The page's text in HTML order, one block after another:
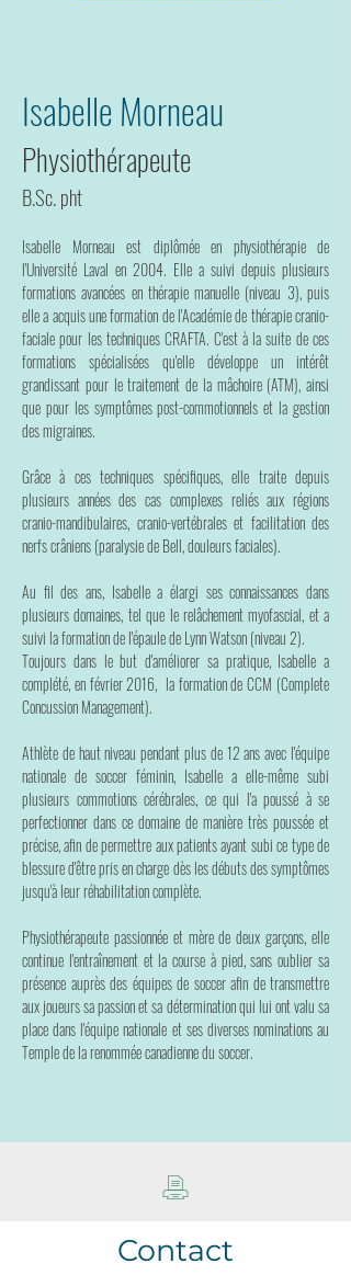
Isabelle Morneau
Physiothérapeute
B.Sc. pht
Isabelle Morneau est diplômée en physiothérapie de
l'Université Laval en 2004. Elle a suivi depuis plusieurs
formations avancées en thérapie manuelle (niveau 3), puis
elle a acquis une formation de l'Académie de thérapie cranio-
faciale pour les techniques CRAFTA. C'est à la suite de ces
formations spécialisées qu'elle développe un intérêt
grandissant pour le traitement de la mâchoire (ATM), ainsi
que pour les symptômes post-commotionnels et la gestion
des migraines.
Grâce à ces techniques spécifiques, elle traite depuis
plusieurs années des cas complexes reliés aux régions
cranio-mandibulaires, cranio-vertébrales et facilitation des
nerfs crâniens (paralysie de Bell, douleurs faciales).
Au fil des ans, Isabelle a élargi ses connaissances dans
plusieurs domaines, tel que le relâchement myofascial, et a
suivi la formation de l'épaule de Lynn Watson (niveau 2).
Toujours dans le but d'améliorer sa pratique, Isabelle a
complété, en février 2016, la formation de CCM (Complete
Concussion Management).
Athlète de haut niveau pendant plus de 12 ans avec l'équipe
nationale de soccer féminin, Isabelle a elle-même subi
plusieurs commotions cérébrales, ce qui l'a poussé à se
perfectionner dans ce domaine de manière très poussée et
précise, afin de permettre aux patients ayant subi ce type de
blessure d'être pris en charge dès les débuts des symptômes
jusqu'à leur réhabilitation complète.
Physiothérapeute passionnée et mère de deux garçons, elle
continue l'entraînement et la course à pied, sans oublier sa
présence auprès des équipes de soccer afin de transmettre
aux joueurs sa passion et sa détermination qui lui ont valu sa
place dans l'équipe nationale et ses diverses nominations au
Temple de la renommée canadienne du soccer.
Contact